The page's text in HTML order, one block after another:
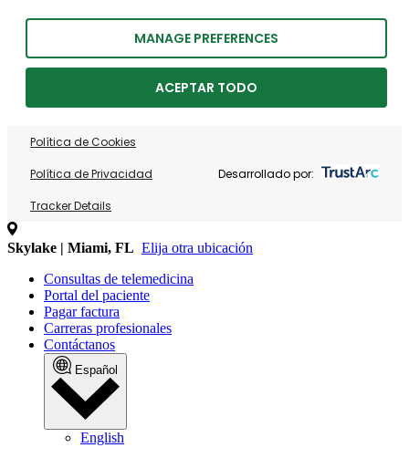
MANAGE PREFERENCES
ACEPTAR TODO
Política de Cookies
Política de Privacidad
Tracker Details
Desarrollado por:
Skylake | Miami, FL Elija otra ubicación
Consultas de telemedicina
Portal del paciente
Pagar factura
Carreras profesionales
Contáctanos
Español
English